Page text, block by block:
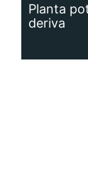
Planta
deriva